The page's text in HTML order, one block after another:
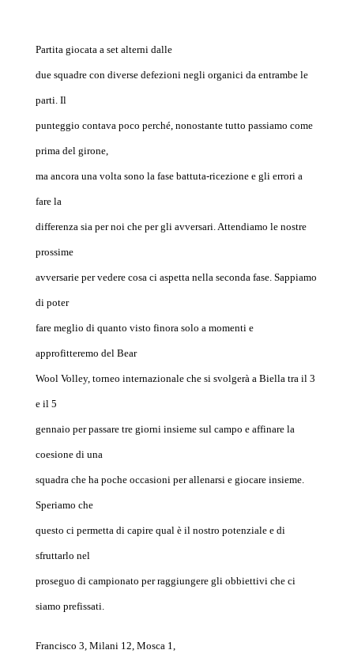
Partita giocata a set alterni dalle
due squadre con diverse defezioni negli organici da entrambe le
parti. Il
punteggio contava poco perché, nonostante tutto passiamo come
prima del girone,
ma ancora una volta sono la fase battuta-ricezione e gli errori a
fare la
differenza sia per noi che per gli avversari. Attendiamo le nostre
prossime
avversarie per vedere cosa ci aspetta nella seconda fase. Sappiamo
di poter
fare meglio di quanto visto finora solo a momenti e
approfitteremo del Bear
Wool Volley, torneo internazionale che si svolgerà a Biella tra il 3
e il 5
gennaio per passare tre giorni insieme sul campo e affinare la
coesione di una
squadra che ha poche occasioni per allenarsi e giocare insieme.
Speriamo che
questo ci permetta di capire qual è il nostro potenziale e di
sfruttarlo nel
proseguo di campionato per raggiungere gli obbiettivi che ci
siamo prefissati.
Francisco 3, Milani 12, Mosca 1,